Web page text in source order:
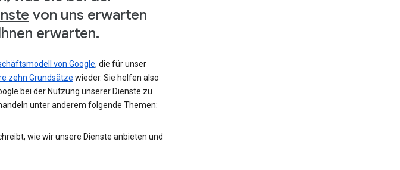
von uns erwarten
erwarten.
von Google, die für unser
zehn Grundsätze wieder. Sie helfen also
bei der Nutzung unserer Dienste zu
unter anderem folgende Themen:
wie wir unsere Dienste anbieten und